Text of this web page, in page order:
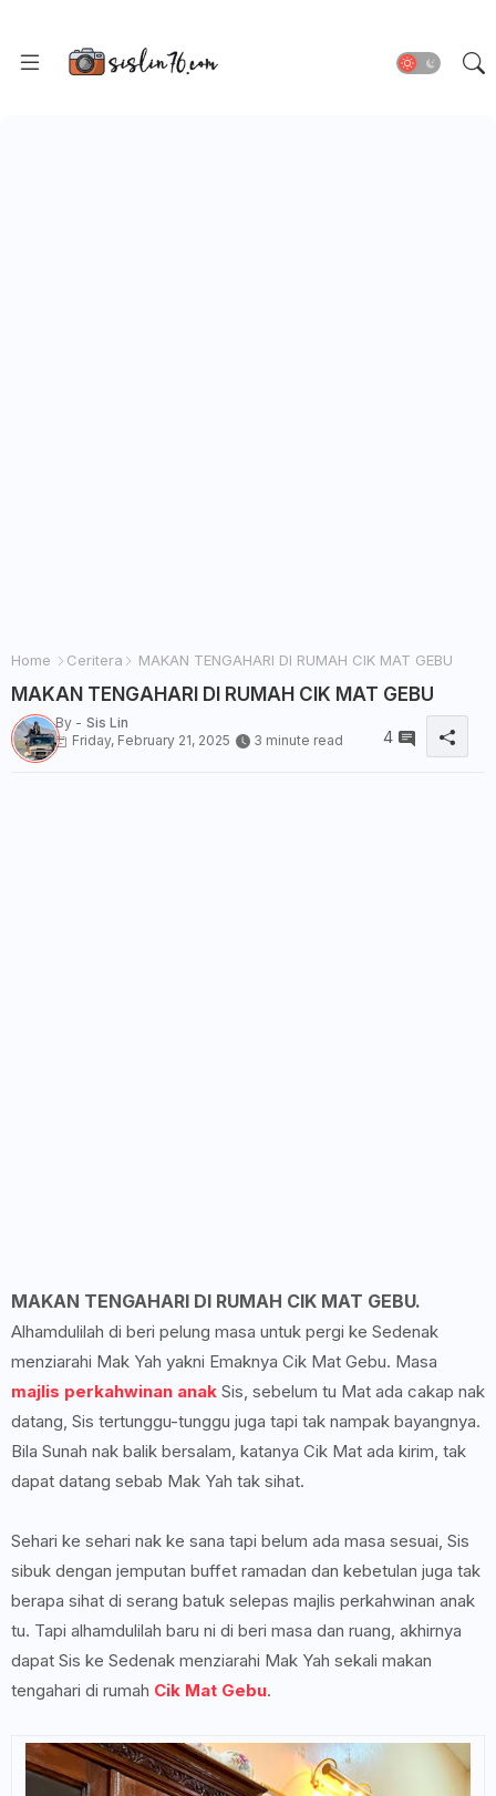
Home Ceritera MAKAN TENGAHARI DI RUMAH CIK MAT GEBU
MAKAN TENGAHARI DI RUMAH CIK MAT GEBU
By - Sis Lin
Friday, February 21, 2025
3 minute read 4
MAKAN TENGAHARI DI RUMAH CIK MAT GEBU.
Alhamdulilah di beri pelung masa untuk pergi ke Sedenak
menziarahi Mak Yah yakni Emaknya Cik Mat Gebu. Masa
majlis perkahwinan anak Sis, sebelum tu Mat ada cakap nak
datang, Sis tertunggu-tunggu juga tapi tak nampak bayangnya.
Bila Sunah nak balik bersalam, katanya Cik Mat ada kirim, tak
dapat datang sebab Mak Yah tak sihat.
Sehari ke sehari nak ke sana tapi belum ada masa sesuai, Sis
sibuk dengan jemputan buffet ramadan dan kebetulan juga tak
berapa sihat di serang batuk selepas majlis perkahwinan anak
tu. Tapi alhamdulilah baru ni di beri masa dan ruang, akhirnya
dapat Sis ke Sedenak menziarahi Mak Yah sekali makan
tengahari di rumah Cik Mat Gebu.